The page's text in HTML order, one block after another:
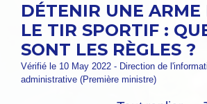
DÉTENIR UNE ARME
LE TIR SPORTIF :
SONT LES RÈGLES ?
Vérifié le 10 May 2022 - Direction de
administrative (Première ministre)